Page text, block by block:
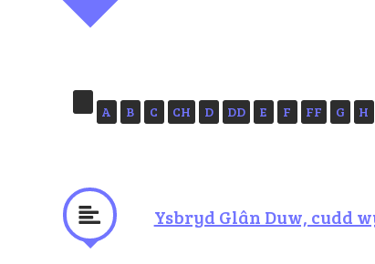
A B C CH D DD E F FF G H
Ysbryd Glân Duw, cudd